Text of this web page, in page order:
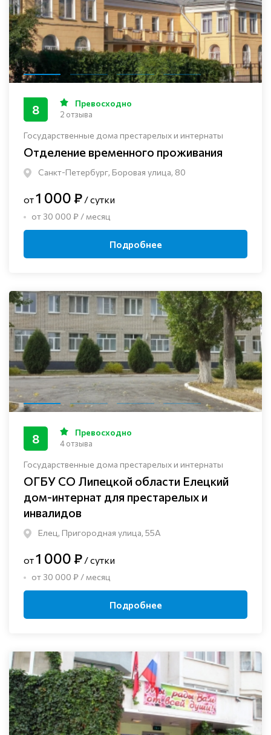
Государственные дома престарелых и интернаты
Отделение временного проживания
Санкт-Петербург, Боровая улица, 80
8 Превосходно
2 отзыва
от1 000 ₽ / сутки
от 30 000 ₽ / месяц
Подробнее
Государственные дома престарелых и интернаты
ОГБУ СО Липецкой области Елецкий
дом-интернат для престарелых и
инвалидов
Елец, Пригородная улица, 55А
8 Превосходно
4 отзыва
от1 000 ₽ / сутки
от 30 000 ₽ / месяц
Подробнее